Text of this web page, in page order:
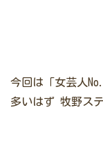
今回は「女芸人
多いはず 牧野ス